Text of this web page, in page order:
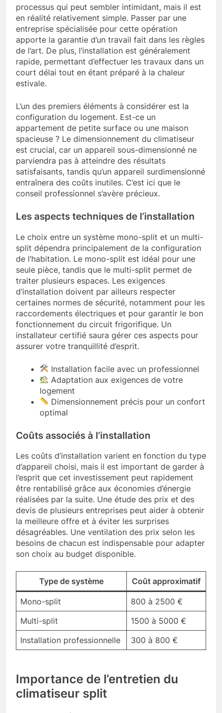
processus qui peut sembler intimidant, mais il est
en réalité relativement simple. Passer par une
entreprise spécialisée pour cette opération
apporte la garantie d’un travail fait dans les règles
de l’art. De plus, l’installation est généralement
rapide, permettant d’effectuer les travaux dans un
court délai tout en étant préparé à la chaleur
estivale.
L’un des premiers éléments à considérer est la
configuration du logement. Est-ce un
appartement de petite surface ou une maison
spacieuse ? Le dimensionnement du climatiseur
est crucial, car un appareil sous-dimensionné ne
parviendra pas à atteindre des résultats
satisfaisants, tandis qu’un appareil surdimensionné
entraînera des coûts inutiles. C’est ici que le
conseil professionnel s’avère précieux.
Les aspects techniques de l’installation
Le choix entre un système mono-split et un multi-
split dépendra principalement de la configuration
de l’habitation. Le mono-split est idéal pour une
seule pièce, tandis que le multi-split permet de
traiter plusieurs espaces. Les exigences
d’installation doivent par ailleurs respecter
certaines normes de sécurité, notamment pour les
raccordements électriques et pour garantir le bon
fonctionnement du circuit frigorifique. Un
installateur certifié saura gérer ces aspects pour
assurer votre tranquillité d’esprit.
Installation facile avec un professionnel
Adaptation aux exigences de votre
logement
Dimensionnement précis pour un confort
optimal
Coûts associés à l’installation
Les coûts d’installation varient en fonction du type
d’appareil choisi, mais il est important de garder à
l’esprit que cet investissement peut rapidement
être rentabilisé grâce aux économies d’énergie
réalisées par la suite. Une étude des prix et des
devis de plusieurs entreprises peut aider à obtenir
la meilleure offre et à éviter les surprises
désagréables. Une ventilation des prix selon les
besoins de chacun est indispensable pour adapter
son choix au budget disponible.
Type de système Coût approximatif
Mono-split
800 à 2500 €
Multi-split
1500 à 5000 €
Installation professionnelle
300 à 800 €
Importance de l’entretien du
climatiseur split